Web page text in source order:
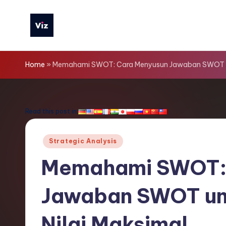
V
iz
o
Home » Memahami SWOT: Cara Menyusun Jawaban
Read this post in:
Posted
Strategic Analysis
Memahami
Jawaban SWOT